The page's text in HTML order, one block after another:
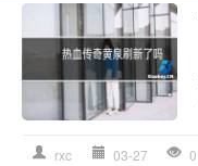
rxc 03-27 0